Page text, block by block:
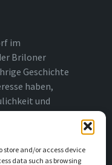
store and/or access device
data such as browsing
im
Briloner
Geschichte
haben,
und